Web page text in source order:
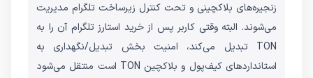
زنجیره‌های بلاکچینی و تحت کنترل زیرساخت تلگرام مدیریت
می‌شوند. البته وقتی کاربر پس از خرید استارز تلگرام آن را به
TON تبدیل می‌کند، امنیت بخش تبدیل/نگهداری به
استانداردهای کیف‌پول و بلاکچین TON است منتقل می‌شود